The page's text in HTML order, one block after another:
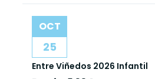
OCT
25
Entre Viñedos 2026 Infantil